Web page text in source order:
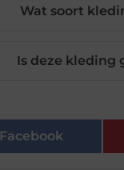
Wat soort
Is deze kleding
Facebook